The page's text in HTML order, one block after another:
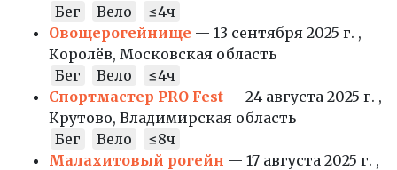
Бег
Вело
≤4ч
Овощерогейнище — 13 сентября 2025 г. ,
Королёв, Московская область
Бег
Вело
≤4ч
Спортмастер PRO Fest — 24 августа 2025 г. ,
Крутово, Владимирская область
Бег
Вело
≤8ч
Малахитовый рогейн — 17 августа 2025 г. ,